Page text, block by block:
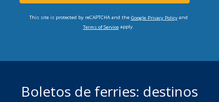
This site is protected by reCAPTCHA and the Google Privacy Policyand
Terms of Serviceapply.
Boletos de ferries: destinos